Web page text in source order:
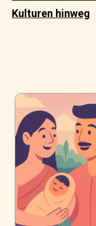
Kulturen hinweg